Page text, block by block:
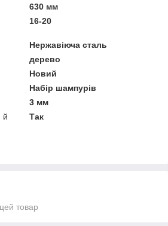
630 мм
16-20
Нержавіюча сталь
дерево
Новий
Набір шампурів
3 мм
й
Так
товар